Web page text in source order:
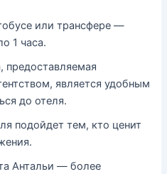
или трансфере —
1 часа.
предоставляемая
является удобным
до отеля.
подойдет тем, кто ценит
Антальи — более